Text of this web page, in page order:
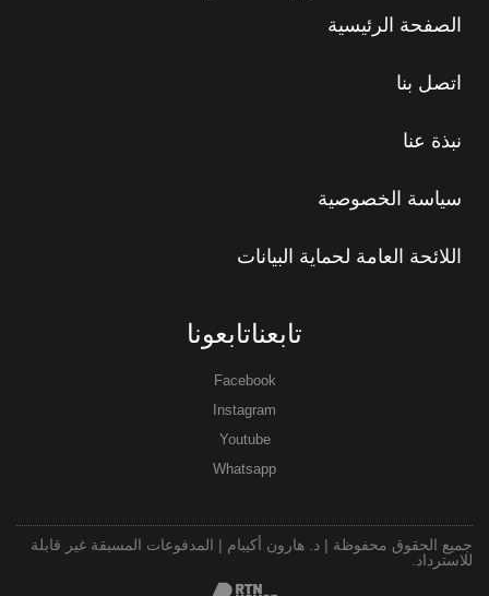
الصفحة الرئيسية
اتصل بنا
نبذة عنا
سياسة الخصوصية
اللائحة العامة لحماية البيانات
تابعناتابعونا
Facebook
Instagram
Youtube
Whatsapp
جميع الحقوق محفوظة | د. هارون أكيبام | المدفوعات المسبقة غير قابلة
للاسترداد.